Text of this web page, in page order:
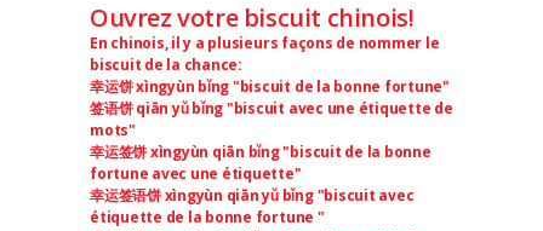
Ouvrez votre biscuit chinois!
En chinois, il y a plusieurs façons de nommer le
biscuit de la chance:
幸运饼 xìngyùn bǐng "biscuit de la bonne fortune"
签语饼 qiān yǔ bǐng "biscuit avec une étiquette de
mots"
幸运签饼 xìngyùn qiān bǐng "biscuit de la bonne
fortune avec une étiquette"
幸运签语饼 xìngyùn qiān yǔ bǐng "biscuit avec
étiquette de la bonne fortune "